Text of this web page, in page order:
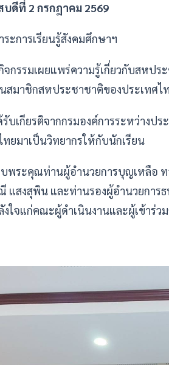
ดีที่ 2 กรกฎาคม 2569
ะการเรียนรู้สังคมศึกษาฯ
กรรมเผยแพร่ความรู้เกี่ยวกับสหปร
สมาชิกสหประชาชาติของประเทศไ
บเกียรติจากกรมองค์การระหว่างป
ทยมาเป็นวิทยากรให้กับนักเรียน
ระคุณท่านผู้อำนวยการบุญเหลือ ท
สงสุพิน และท่านรองผู้อำนวยการ
งใจแก่คณะผู้ดำเนินงานและผู้เข้าร่ว